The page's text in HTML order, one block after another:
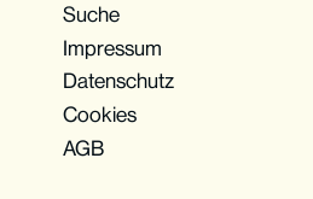
Suche
Impressum
Datenschutz
Cookies
AGB